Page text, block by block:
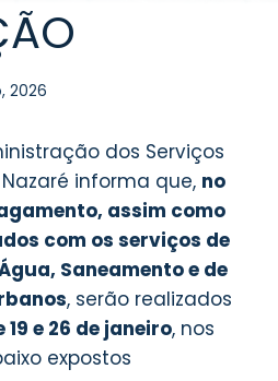
2026
dos Serviços
informa que, no
assim como
com os serviços de
Saneamento e de
, serão realizados
19 e 26 de janeiro, nos
expostos